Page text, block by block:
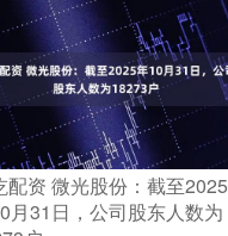
配资 微光股份：截至2025
月31日，公司股东人数为